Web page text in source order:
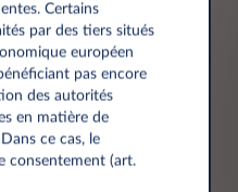
Certains
par des tiers situés
européen
pas encore
des autorités
en matière de
ce cas, le
consentement (art.